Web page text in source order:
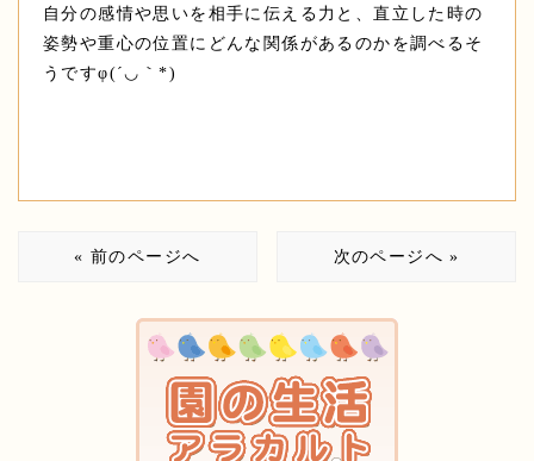
自分の感情や思いを相手に伝える力と、直立した時の
姿勢や重心の位置にどんな関係があるのかを調べるそ
うですφ(´◡｀*)
« 前のページへ 次のページへ »